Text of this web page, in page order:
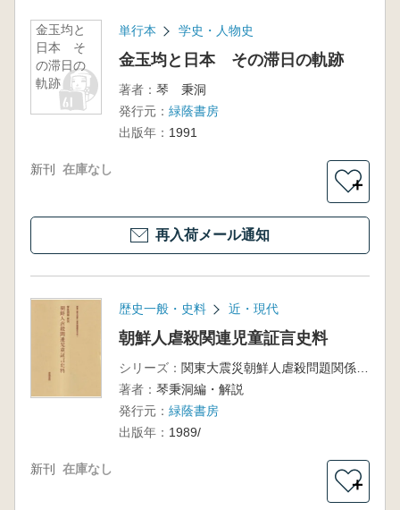
金玉均と
日本 そ
の滞日の
軌跡
単行本 学史・人物史
金玉均と日本 その滞日の軌跡
著者： 琴 秉洞
発行元： 緑蔭書房
出版年： 1991
新刊 在庫なし
＋
再入荷メール通知
歴史一般・史料 近・現代
朝鮮人虐殺関連児童証言史料
シリーズ：
関東大震災朝鮮人虐殺問題関係史料1
著者： 琴秉洞編・解説
発行元： 緑蔭書房
出版年： 1989/
新刊 在庫なし
＋